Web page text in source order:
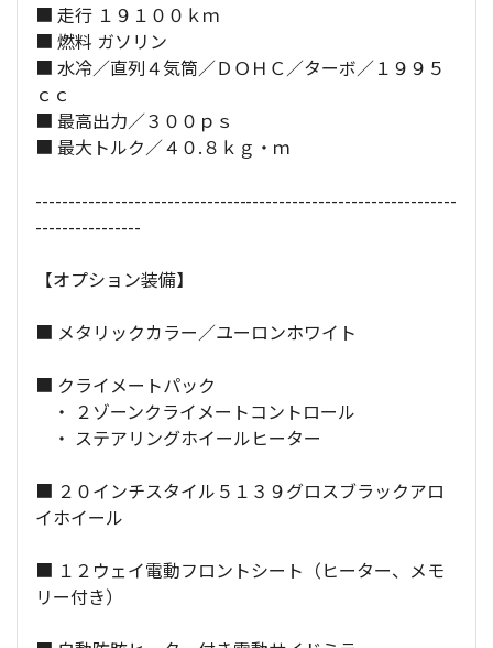
■ 走行 １９１００ｋｍ
■ 燃料 ガソリン
■ 水冷／直列４気筒／ＤＯＨＣ／ターボ／１９９５
ｃｃ
■ 最高出力／３００ｐｓ
■ 最大トルク／４０.８ｋｇ・ｍ
----------------------------------------------------------------
----------------
【オプション装備】
■ メタリックカラー／ユーロンホワイト
■ クライメートパック
・ ２ゾーンクライメートコントロール
・ ステアリングホイールヒーター
■ ２０インチスタイル５１３９グロスブラックアロ
イホイール
■ １２ウェイ電動フロントシート（ヒーター、メモ
リー付き）